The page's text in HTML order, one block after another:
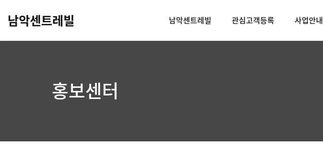
남악센트레빌 남악센트레빌 관심고객등록 사업안내
홍보센터